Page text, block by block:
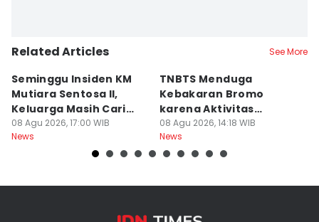
Related Articles See More
Seminggu Insiden KM
Mutiara Sentosa II,
Keluarga Masih Cari
Korban
08 Agu 2026, 17:00 WIB
News
TNBTS Menduga
Kebakaran Bromo
karena Aktivitas
Manusia
08 Agu 2026, 14:18 WIB
News